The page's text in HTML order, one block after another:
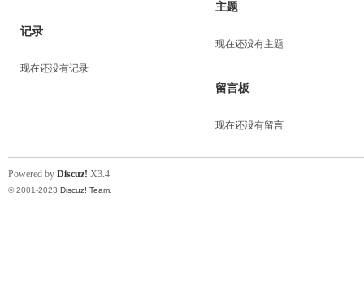
记录
现在还没有记录
主题
现在还没有主题
留言板
现在还没有留言
Powered by Discuz! X3.4
© 2001-2023 Discuz! Team